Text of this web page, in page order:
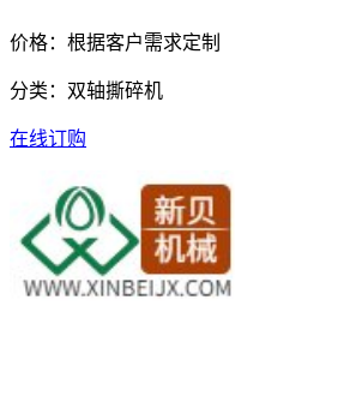
价格：根据客户需求定制
分类：双轴撕碎机
在线订购